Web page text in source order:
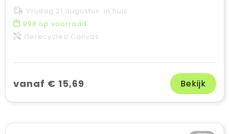
Vrijdag 21 augustus in huis
998 op voorraad
Gerecycled Canvas
vanaf € 15,69 Bekijk